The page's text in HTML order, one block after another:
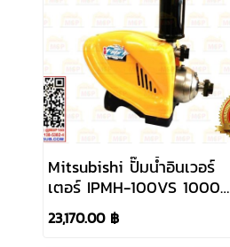
Mitsubishi ปั๊มน้ำอินเวอร์
เตอร์ IPMH-100VS 1000W
220V ท่อ 1"x 1"
23,170.00 ฿